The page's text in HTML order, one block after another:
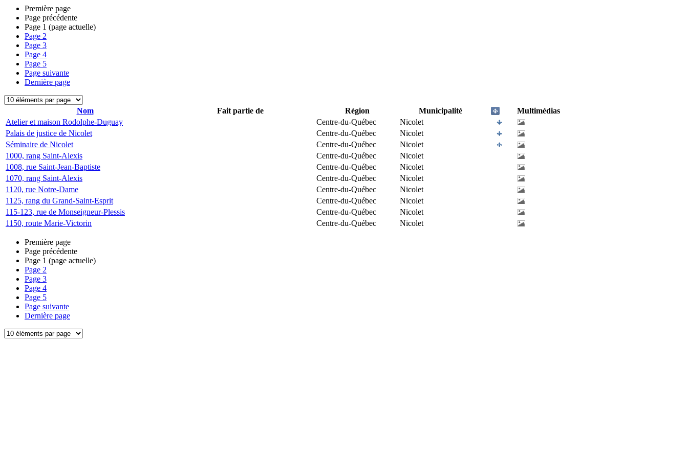
Première page
Page précédente
Page 1 (page actuelle)
Page 2
Page 3
Page 4
Page 5
Page suivante
Dernière page
Nom Fait partie de Région Municipalité
Multimédias
Atelier et maison Rodolphe-Duguay
Centre-du-Québec
Nicolet
Palais de justice de Nicolet
Centre-du-Québec
Nicolet
Séminaire de Nicolet
Centre-du-Québec
Nicolet
1000, rang Saint-Alexis
Centre-du-Québec
Nicolet
1008, rue Saint-Jean-Baptiste
Centre-du-Québec
Nicolet
1070, rang Saint-Alexis
Centre-du-Québec
Nicolet
1120, rue Notre-Dame
Centre-du-Québec
Nicolet
1125, rang du Grand-Saint-Esprit
Centre-du-Québec
Nicolet
115-123, rue de Monseigneur-Plessis
Centre-du-Québec
Nicolet
1150, route Marie-Victorin
Centre-du-Québec Nicolet
Première page
Page précédente
Page 1 (page actuelle)
Page 2
Page 3
Page 4
Page 5
Page suivante
Dernière page